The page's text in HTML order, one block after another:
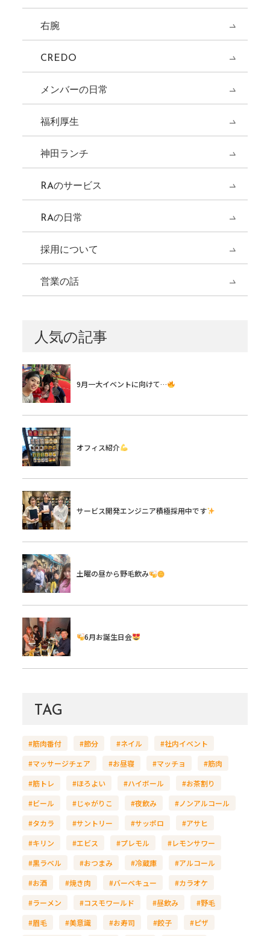
右腕
CREDO
メンバーの日常
福利厚生
神田ランチ
RAのサービス
RAの日常
採用について
営業の話
人気の記事
9月一大イベントに向けて…
オフィス紹介
サービス開発エンジニア積極採用中です
土曜の昼から野毛飲み
6月お誕生日会
TAG
#筋肉番付 #節分 #ネイル
#社内イベント
#マッサージチェア
#お昼寝 #マッチョ
#筋肉
#筋トレ
#ほろよい #ハイボール
#お茶割り
#ビール
#じゃがりこ #夜飲み
#ノンアルコール
#タカラ
#サントリー #サッポロ
#アサヒ
#キリン
#エビス #プレモル
#レモンサワー
#黒ラベル
#おつまみ #冷蔵庫
#アルコール
#お酒
#焼き肉 #バーベキュー
#カラオケ
#ラーメン
#コスモワールド #昼飲み
#野毛
#眉毛
#美意識 #お寿司 #餃子
#ピザ